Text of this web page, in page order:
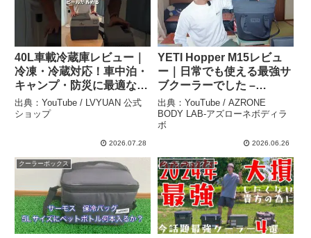
40L車載冷蔵庫レビュー｜
冷凍・冷蔵対応！車中泊・
キャンプ・防災に最適な大
容量ポータブル冷蔵庫
【LVYUAN】 – LVYUAN
出典：YouTube / LVYUAN 公式
ショップ
2026.07.28
YETI Hopper M15レビュ
ー｜日常でも使える最強サ
ブクーラーでした –
AZRONE BODY LAB-アズ
ローネボディラボ
出典：YouTube / AZRONE
BODY LAB-アズローネボディラ
ボ
2026.06.26
クーラーボックス クーラーボックス